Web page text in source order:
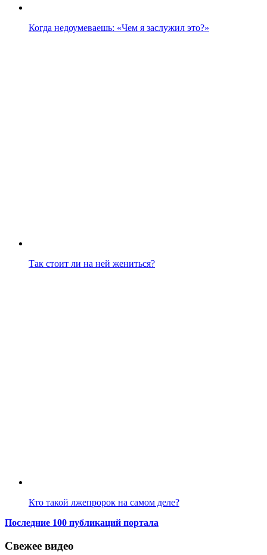
Когда недоумеваешь: «Чем я заслужил это?»
Так стоит ли на ней жениться?
Кто такой лжепророк на самом деле?
Последние 100 публикаций портала
Свежее видео